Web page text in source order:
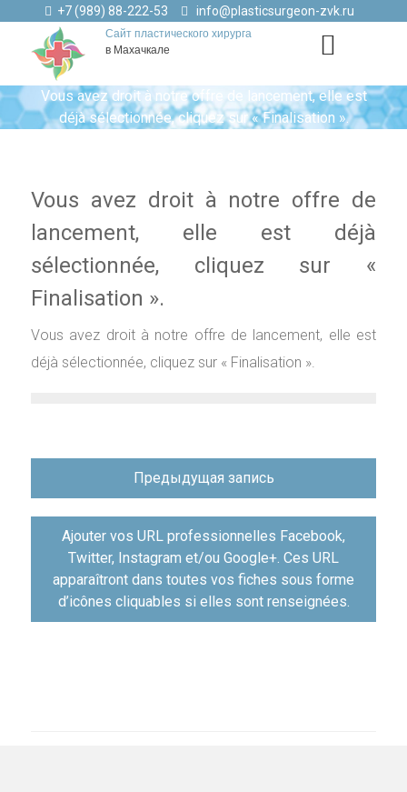
+7 (989) 88-222-53 info@plasticsurgeon-zvk.ru
Сайт пластического хирурга
в Махачкале
Vous avez droit à notre offre de lancement, elle est
déjà sélectionnée, cliquez sur « Finalisation ».
Vous avez droit à notre offre de
lancement, elle est déjà
sélectionnée, cliquez sur «
Finalisation ».
Vous avez droit à notre offre de lancement, elle est
déjà sélectionnée, cliquez sur « Finalisation ».
Предыдущая запись
Ajouter vos URL professionnelles Facebook,
Twitter, Instagram et/ou Google+. Ces URL
apparaîtront dans toutes vos fiches sous forme
d’icônes cliquables si elles sont renseignées.